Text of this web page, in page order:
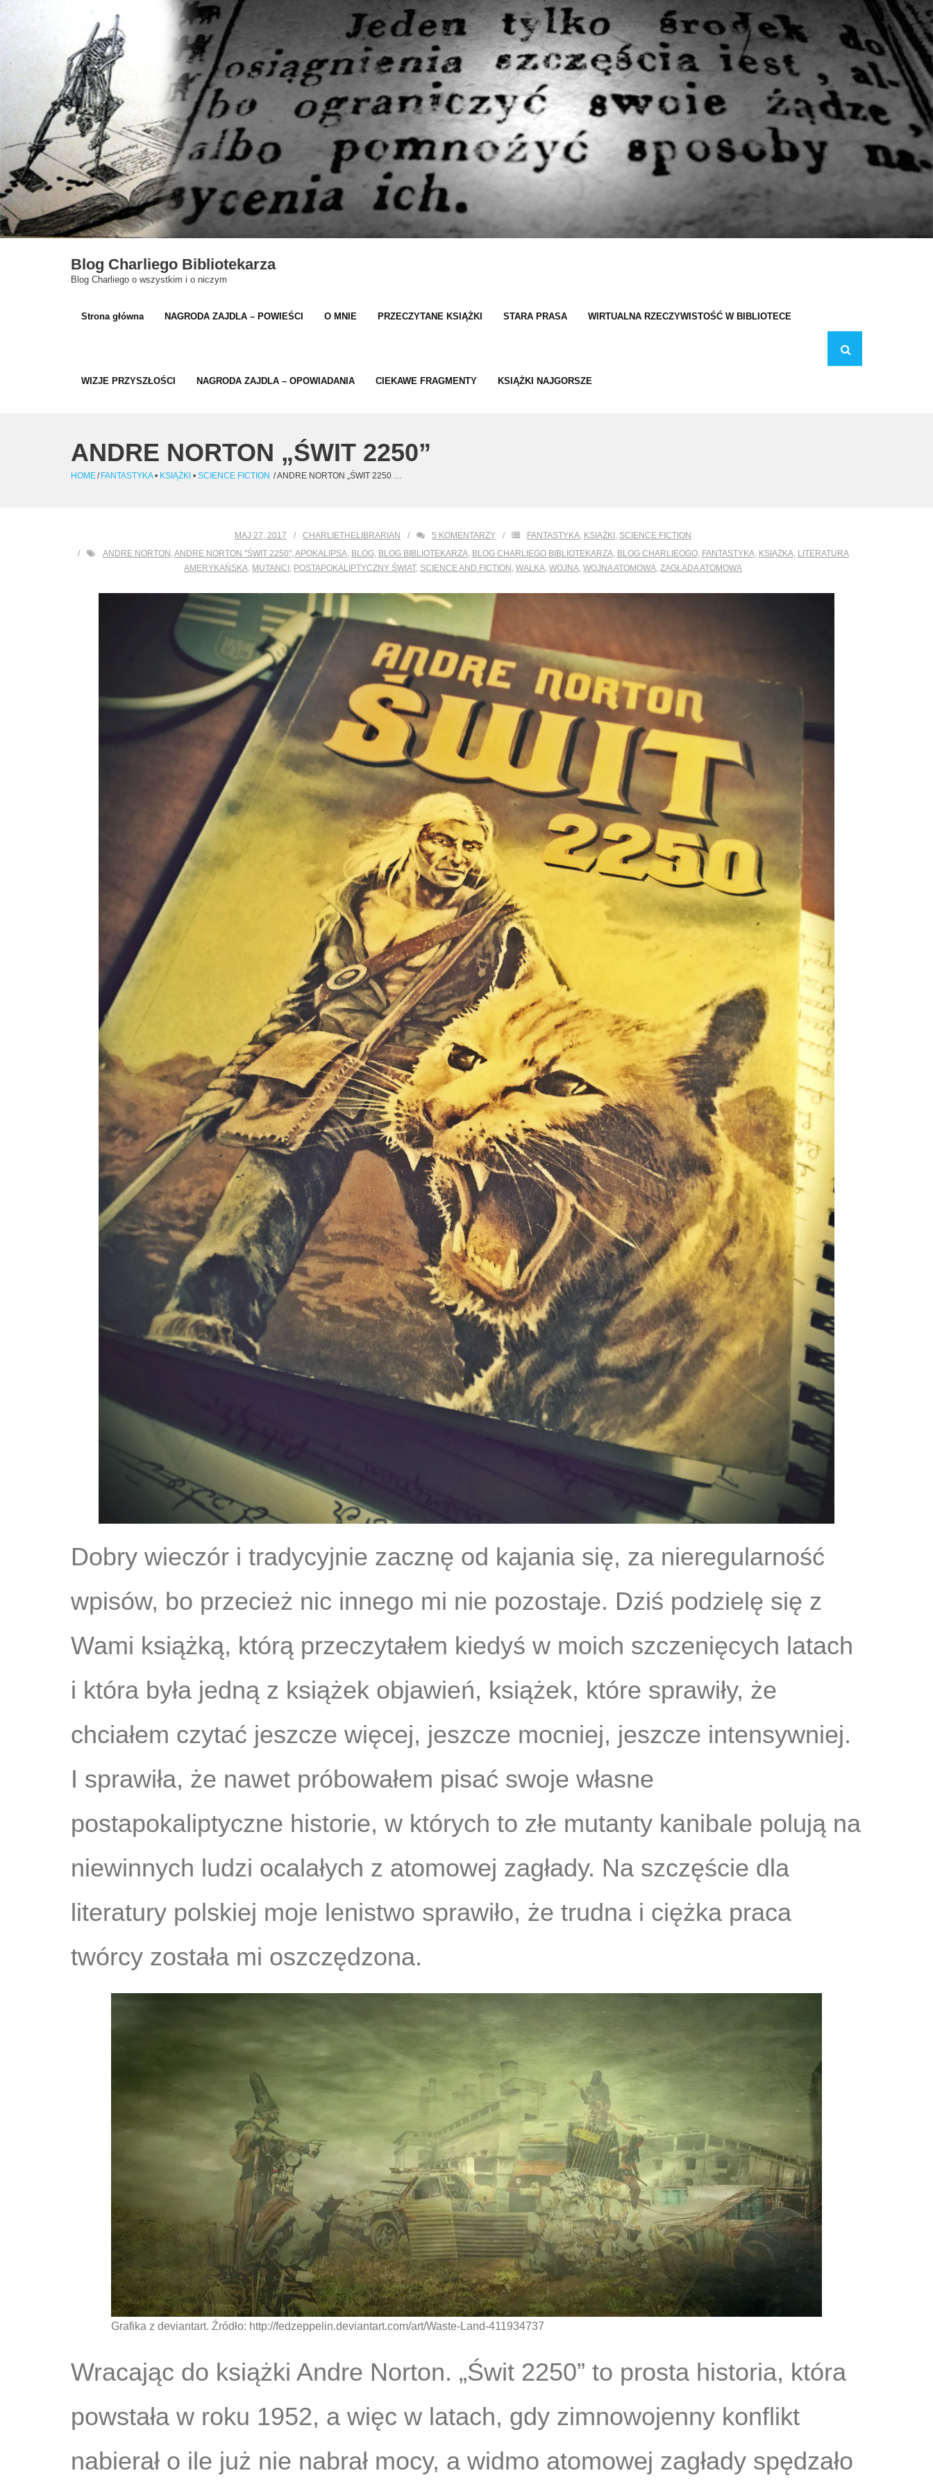
Blog Charliego Bibliotekarza
Blog Charliego o wszystkim i o niczym
Strona główna NAGRODA ZAJDLA – POWIEŚCI O MNIE PRZECZYTANE KSIĄŻKI STARA PRASA WIRTUALNA RZECZYWISTOŚĆ W BIBLIOTECE
WIZJE PRZYSZŁOŚCI NAGRODA ZAJDLA – OPOWIADANIA CIEKAWE FRAGMENTY KSIĄŻKI NAJGORSZE
ANDRE NORTON „ŚWIT 2250”
HOME/ FANTASTYKA• KSIĄŻKI • SCIENCE FICTION /ANDRE NORTON „ŚWIT 2250 …
MAJ 27, 2017 CHARLIETHELIBRARIAN 5 KOMENTARZY FANTASTYKA KSIĄŻKI SCIENCE FICTION
ANDRE NORTON ANDRE NORTON "ŚWIT 2250", APOKALIPSA, BLOG, BLOG BIBLIOTEKARZA, BLOG CHARLIEGO BIBLIOTEKARZA, BLOG CHARLIEOGO, FANTASTYKA, KSIĄŻKA, LITERATURA
AMERYKAŃSKA MUTANCI POSTAPOKALIPTYCZNY ŚWIAT, SCIENCE AND FICTION WALKA WOJNA WOJNA ATOMOWA ZAGŁADA ATOMOWA
Dobry wieczór i tradycyjnie zacznę od kajania się, za nieregularność
wpisów, bo przecież nic innego mi nie pozostaje. Dziś podzielę się z
Wami książką, którą przeczytałem kiedyś w moich szczenięcych latach
i która była jedną z książek objawień, książek, które sprawiły, że
chciałem czytać jeszcze więcej, jeszcze mocniej, jeszcze intensywniej.
I sprawiła, że nawet próbowałem pisać swoje własne
postapokaliptyczne historie, w których to złe mutanty kanibale polują na
niewinnych ludzi ocalałych z atomowej zagłady. Na szczęście dla
literatury polskiej moje lenistwo sprawiło, że trudna i ciężka praca
twórcy została mi oszczędzona.
Grafika z deviantart. Źródło: http://fedzeppelin.deviantart.com/art/Waste-Land-411934737
Wracając do książki Andre Norton. „Świt 2250” to prosta historia, która
powstała w roku 1952, a więc w latach, gdy zimnowojenny konflikt
nabierał o ile już nie nabrał mocy, a widmo atomowej zagłady spędzało